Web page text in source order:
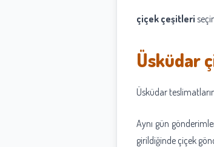
çiçek çeşitleri
Üsküdar
Üsküdar
Aynı gün
girildiğinde çiçek